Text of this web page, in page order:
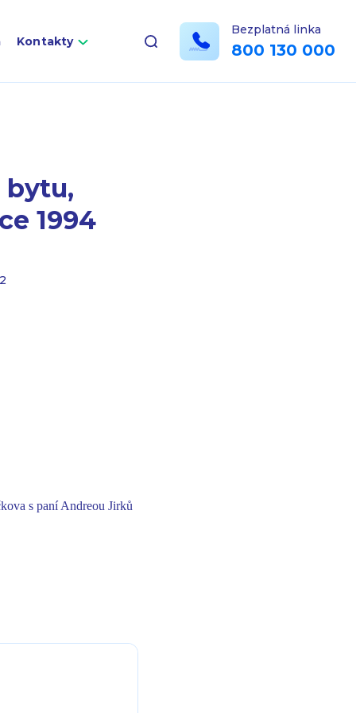
Kontakty
Bezplatná linka
800 130 000
bytu,
1994
s paní Andreou Jirků